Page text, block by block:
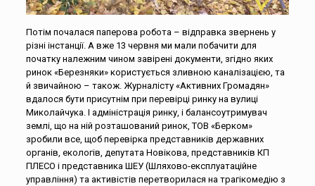
Потім почалася паперова робота – відправка звернень у
різні інстанції. А вже 13 червня ми мали побачити для
початку належним чином завірені документи, згідно яких
ринок «Березняки» користується зливною каналізацією, та
й звичайною – також. Журналісту «Активних Громадян»
вдалося бути присутнім при перевірці ринку на вулиці
Миколайчука. І адміністрація ринку, і балансоутримувач
землі, що на ній розташований ринок, ТОВ «Берком»
зробили все, щоб перевірка представників державних
органів, екологів, депутата Новікова, представників КП
ПЛЕСО і представника ШЕУ (Шляхово-експлуатаційне
управління) та активістів перетворилася на трагікомедію з